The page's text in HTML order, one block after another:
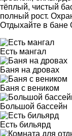
тёплый, чистый
полный рост.
Отдыхайте в бане
Есть мангал
Баня на дровах
Баня с веником
Большой бассейн
Есть бильярд